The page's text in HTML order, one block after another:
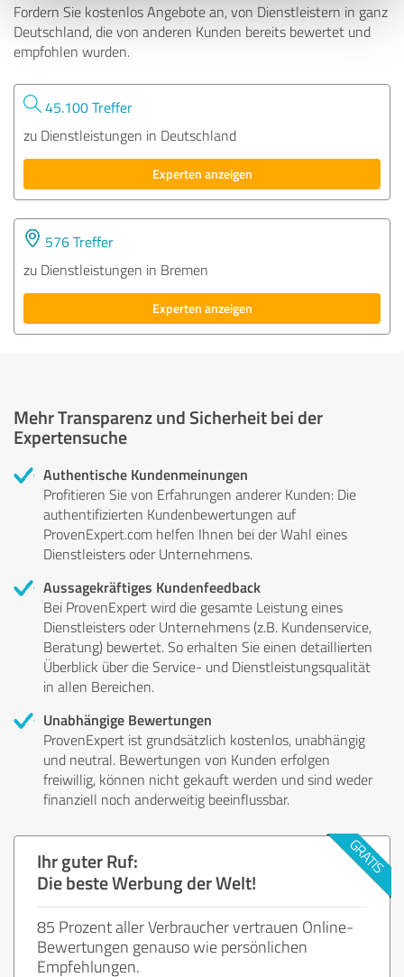
Fordern Sie kostenlos Angebote an, von Dienstleistern in ganz
Deutschland, die von anderen Kunden bereits bewertet und
empfohlen wurden.
45.100 Treffer
zu Dienstleistungen in Deutschland
Experten anzeigen
576 Treffer
zu Dienstleistungen in Bremen
Experten anzeigen
Mehr Transparenz und Sicherheit bei der
Expertensuche
Authentische Kundenmeinungen
Profitieren Sie von Erfahrungen anderer Kunden: Die
authentifizierten Kundenbewertungen auf
ProvenExpert.com helfen Ihnen bei der Wahl eines
Dienstleisters oder Unternehmens.
Aussagekräftiges Kundenfeedback
Bei ProvenExpert wird die gesamte Leistung eines
Dienstleisters oder Unternehmens (z.B. Kundenservice,
Beratung) bewertet. So erhalten Sie einen detaillierten
Überblick über die Service- und Dienstleistungsqualität
in allen Bereichen.
Unabhängige Bewertungen
ProvenExpert ist grundsätzlich kostenlos, unabhängig
und neutral. Bewertungen von Kunden erfolgen
freiwillig, können nicht gekauft werden und sind weder
finanziell noch anderweitig beeinflussbar.
Ihr guter Ruf:
Die beste Werbung der Welt!
85 Prozent aller Verbraucher vertrauen Online-
Bewertungen genauso wie persönlichen
Empfehlungen.